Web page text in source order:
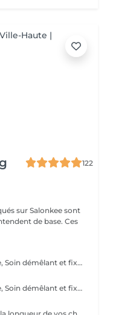
122
sur Salonkee sont
de base. Ces
Diagnostique, Shampooing spécifique, Soin démêlant et fixation inclus. Veuillez prendre note que les prix indiqués sur Salonkee sont communiqués à titre informatif et s'entendent de base. Ces derniers sont susceptibles de varier selon le diagnostic réalisé à votre arrivée au salon et l'expertise du professionnel à qui vous confiez votre beauté. Dans tous les cas, un devis précis vous sera proposé et toutes réalisations de prestations seront effectuées avec votre accord.
Diagnostique, Shampooing spécifique, Soin démêlant et fixation inclus. Veuillez prendre note que les prix indiqués sur Salonkee sont communiqués à titre informatif et s'entendent de base. Ces derniers sont susceptibles de varier selon le diagnostic réalisé à votre arrivée au salon et l'expertise du professionnel à qui vous confiez votre beauté. Dans tous les cas, un devis précis vous sera proposé et toutes réalisations de prestations seront effectuées avec votre accord.